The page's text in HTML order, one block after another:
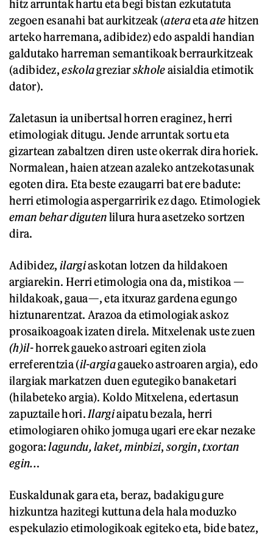
hitz arruntak hartu eta begi bistan ezkutatuta
zegoen esanahi bat aurkitzeak (ateraetaatehitzen
arteko harremana, adibidez) edo aspaldi handian
galdutako harreman semantikoak berraurkitzeak
(adibidez,eskolagreziarskholeaisialdiaetimotik
dator).
Zaletasun ia unibertsal horren eraginez, herri
etimologiak ditugu. Jende arruntak sortu eta
gizartean zabaltzen diren uste okerrak dira horiek.
Normalean, haien atzean azaleko antzekotasunak
egoten dira. Eta beste ezaugarri bat ere badute:
herri etimologia aspergarririk ez dago. Etimologiek
eman behar digutenlilura hura asetzeko sortzen
dira.
Adibidez, ilargiaskotan lotzen da hildakoen
argiarekin. Herri etimologia ona da, mistikoa —
hildakoak, gaua—, eta itxuraz gardena egungo
hiztunarentzat. Arazoa da etimologiak askoz
prosaikoagoak izaten direla. Mitxelenak uste zuen
(h)il-horrek gaueko astroari egiten ziola
erreferentzia (il-argiagaueko astroaren argia), edo
ilargiak markatzen duen egutegiko banaketari
(hilabeteko argia). Koldo Mitxelena, edertasun
zapuztaile hori. Ilargiaipatu bezala, herri
etimologiaren ohiko jomuga ugari ere ekar nezake
gogora:lagundu,laket,minbizi, sorgin, txortan
egin...
Euskaldunak gara eta, beraz, badakigu gure
hizkuntza hazitegi kuttuna dela hala moduzko
espekulazio etimologikoak egiteko eta, bide batez,